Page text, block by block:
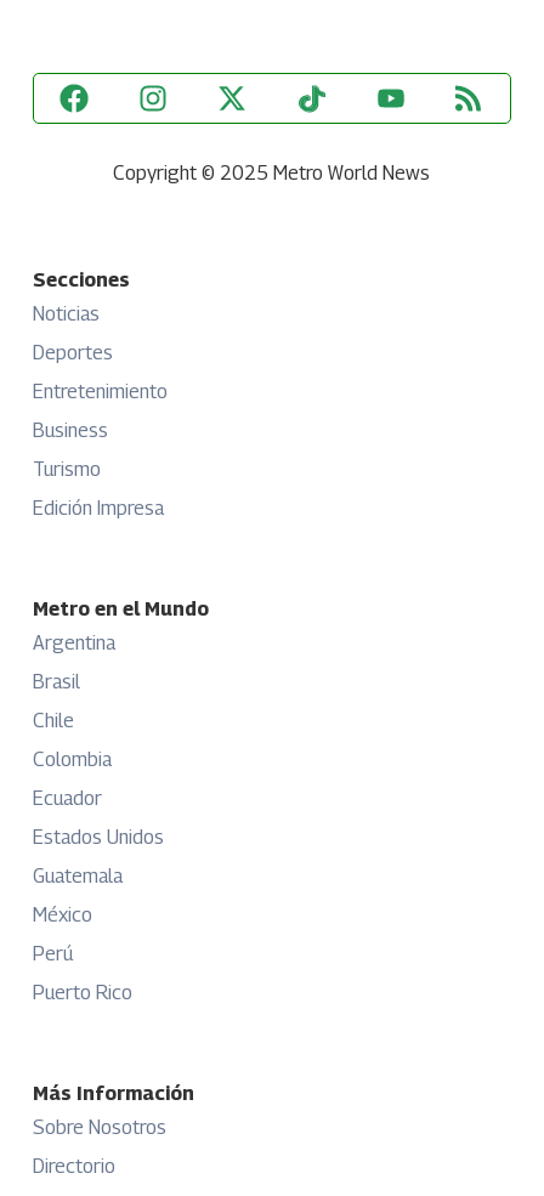
Copyright © 2025 Metro World News
Secciones
Noticias
Deportes
Entretenimiento
Business
Turismo
Edición Impresa
Metro en el Mundo
Argentina
Brasil
Chile
Colombia
Ecuador
Estados Unidos
Guatemala
México
Perú
Puerto Rico
Más Información
Sobre Nosotros
Directorio